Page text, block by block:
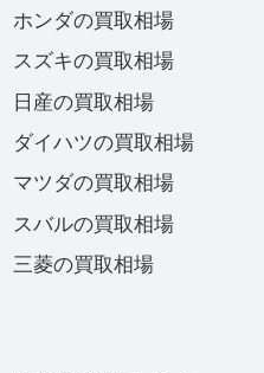
ホンダの買取相場
スズキの買取相場
日産の買取相場
ダイハツの買取相場
マツダの買取相場
スバルの買取相場
三菱の買取相場